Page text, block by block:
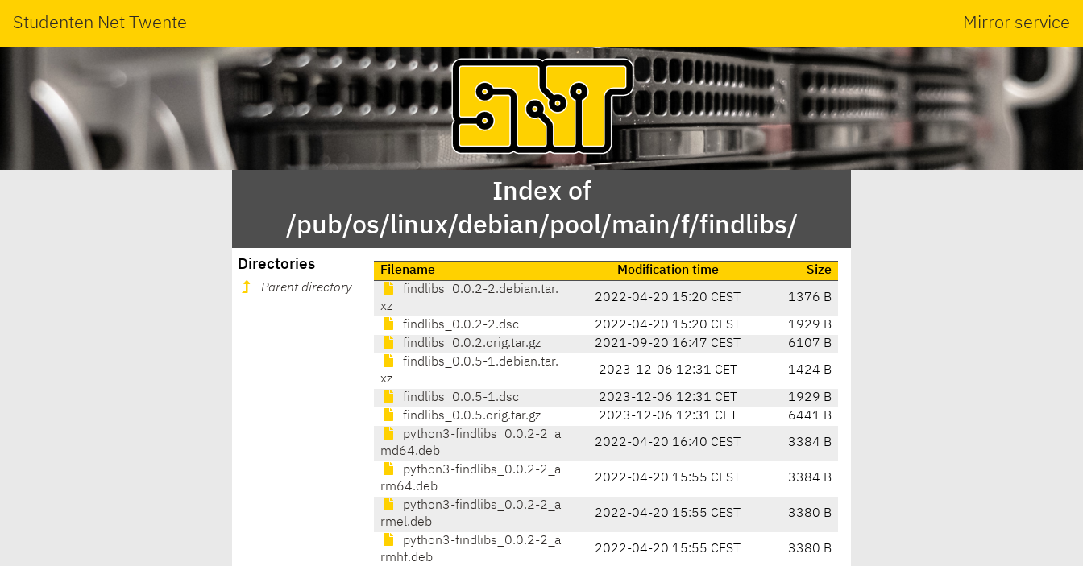
Studenten Net Twente Mirror service
Index of
/pub/os/linux/debian/pool/main/f/findlibs/
Directories
Parent directory
Filename Modification time
Size
findlibs_0.0.2-2.debian.tar.
xz
2022-04-20 15:20 CEST 1376 B
findlibs_0.0.2-2.dsc 2022-04-20 15:20 CEST
1929 B
findlibs_0.0.2.orig.tar.gz
2021-09-20 16:47 CEST
6107 B
findlibs_0.0.5-1.debian.tar.
xz
2023-12-06 12:31 CET 1424 B
findlibs_0.0.5-1.dsc 2023-12-06 12:31 CET
1929 B
findlibs_0.0.5.orig.tar.gz
2023-12-06 12:31 CET
6441 B
python3-findlibs_0.0.2-2_a
md64.deb
2022-04-20 16:40 CEST 3384 B
python3-findlibs_0.0.2-2_a
rm64.deb
2022-04-20 15:55 CEST 3384 B
python3-findlibs_0.0.2-2_a
rmel.deb
2022-04-20 15:55 CEST 3380 B
python3-findlibs_0.0.2-2_a
rmhf.deb
2022-04-20 15:55 CEST 3380 B